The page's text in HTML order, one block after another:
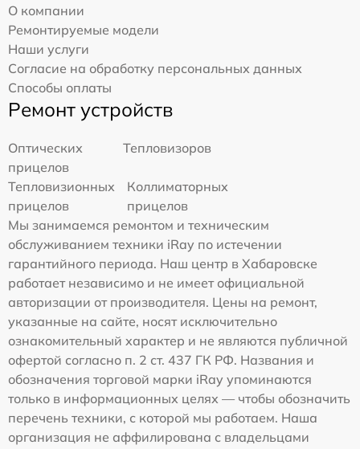
О компании
Ремонтируемые модели
Наши услуги
Согласие на обработку персональных данных
Способы оплаты
Ремонт устройств
Оптических
прицелов
Тепловизоров
Тепловизионных
прицелов
Коллиматорных
прицелов
Мы занимаемся ремонтом и техническим
обслуживанием техники iRay по истечении
гарантийного периода. Наш центр в Хабаровске
работает независимо и не имеет официальной
авторизации от производителя. Цены на ремонт,
указанные на сайте, носят исключительно
ознакомительный характер и не являются публичной
офертой согласно п. 2 ст. 437 ГК РФ. Названия и
обозначения торговой марки iRay упоминаются
только в информационных целях — чтобы обозначить
перечень техники, с которой мы работаем. Наша
организация не аффилирована с владельцами